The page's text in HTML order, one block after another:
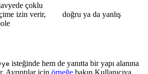
çoklu
izin verir,
doğru ya da yanlış
isteğinde hem de yanıtta bir yapı alanına